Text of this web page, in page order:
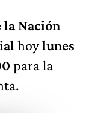
la Nación
hoylunes
para la